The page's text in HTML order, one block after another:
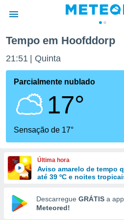
da
foi
fornecidas
a este
das
e
forma
digital
Tempo em Hoofddorp
21:51 Quinta
Parcialmente nublado
17°
Sensação de 17°
Última hora
Aviso amarelo de tempo
até 39 ºC e noites
Descarregue GRÁTIS a
Meteored!